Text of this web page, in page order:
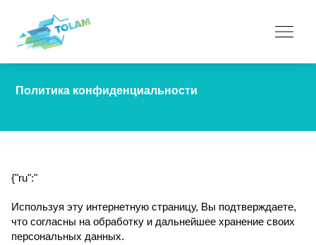
Политика конфиденциальности
{"ru":"
Используя эту интернетную страницу, Вы подтверждаете,
что согласны на обработку и дальнейшее хранение своих
персональных данных.